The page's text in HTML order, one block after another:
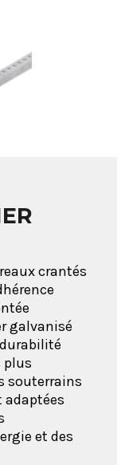
crantés
galvanisé
plus
souterrains
adaptées
et des